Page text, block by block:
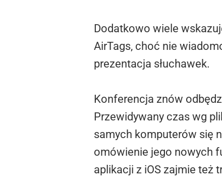
Dodatkowo wiele
AirTags, choć nie
prezentacja słuchawek.
Konferencja znów
Przewidywany czas wg
samych komputerów się
omówienie jego nowych
aplikacji z iOS zajmie też